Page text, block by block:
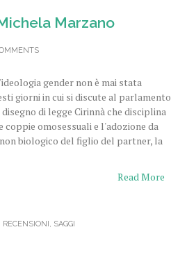
Marzano
gender non è mai stata
giorni in cui si discute al parlamento
di legge Cirinnà che disciplina
coppie omosessuali e l'adozione da
biologico del figlio del partner, la
Read More
RECENSIONI , SAGGI